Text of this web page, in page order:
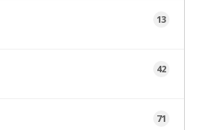
13
42
71